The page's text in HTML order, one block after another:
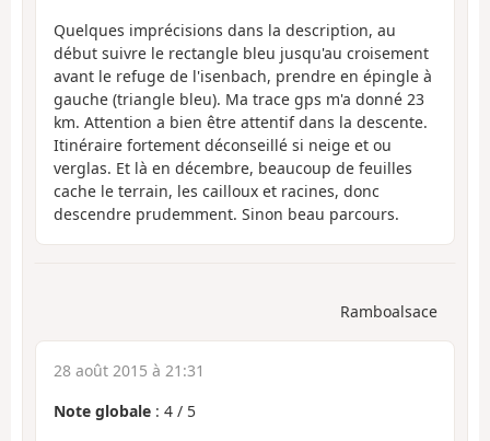
Quelques imprécisions dans la description, au
début suivre le rectangle bleu jusqu'au croisement
avant le refuge de l'isenbach, prendre en épingle à
gauche (triangle bleu). Ma trace gps m'a donné 23
km. Attention a bien être attentif dans la descente.
Itinéraire fortement déconseillé si neige et ou
verglas. Et là en décembre, beaucoup de feuilles
cache le terrain, les cailloux et racines, donc
descendre prudemment. Sinon beau parcours.
Ramboalsace
28 août 2015 à 21:31
Note globale : 4 / 5